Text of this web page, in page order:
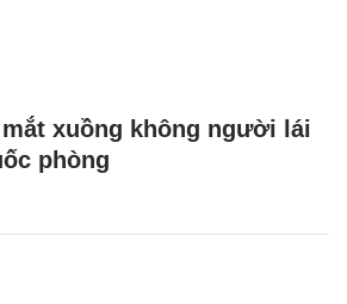
mắt xuồng không người lái
phòng